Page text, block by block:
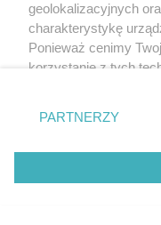
DOMOWE PORZĄDKI
geolokalizacyjnych
charakterystykę
Ponieważ cenimy
korzystanie z tych
zmienić/wycofać
znajdujący się w
rodzaje
użytkownika, ale
przetwarzaniu.
PARTNERZY